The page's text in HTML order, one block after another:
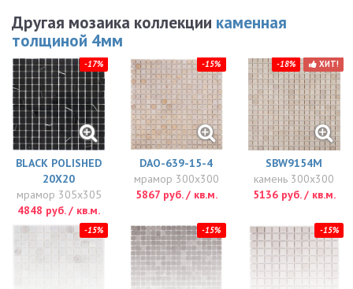
Другая мозаика коллекции каменная
толщиной 4мм
-17%
BLACK POLISHED
20Х20
мрамор 305x305
4848 руб. / кв.м.
-15%
DAO-639-15-4
мрамор 300x300
5867 руб. / кв.м.
-18% ХИТ!
SBW9154M
камень 300x300
5136 руб. / кв.м.
-15% -15% -15%